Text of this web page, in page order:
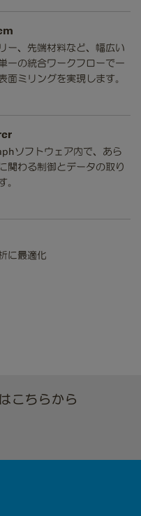
ー、先端材料など、幅広い
一の統合ワークフローで一
面ミリングを実現します。
ソフトウェア内で、あら
関わる制御とデータの取り
。
に最適化
こちらから